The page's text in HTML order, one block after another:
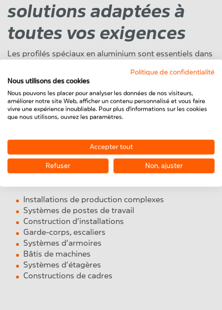
solutions adaptées à
toutes vos exigences
Les profilés spéciaux en aluminium sont essentiels dans
machines, l’industrie, la technique d’automatisation et la
construction d’installations. Leur polyvalence et leurs
propriétés techniques en font un choix incontournable.
Face à une demande croissante, notre gamme de
Les domaines d’utilisation typiques des profilés
Installations de production complexes
Systèmes de postes de travail
Construction d’installations
Garde-corps, escaliers
Systèmes d’armoires
Bâtis de machines
Systèmes d’étagères
Constructions de cadres
Politique de confidentialité
Nous utilisons des cookies
Nous pouvons les placer pour analyser les données de nos visiteurs,
améliorer notre site Web, afficher un contenu personnalisé et vous faire
vivre une expérience inoubliable. Pour plus d'informations sur les cookies
que nous utilisons, ouvrez les paramètres.
Accepter tout
Refuser Non, ajuster